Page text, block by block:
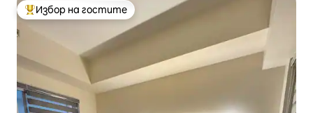
Най-популярен избор на гостите
Избор на гостите